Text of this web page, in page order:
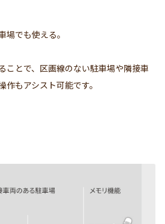
場でも使える。
ことで、区画線のない駐車場や隣接車
もアシスト可能です。